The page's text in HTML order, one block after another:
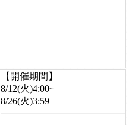
【開催期間】
8/12(火)4:00~
8/26(火)3:59